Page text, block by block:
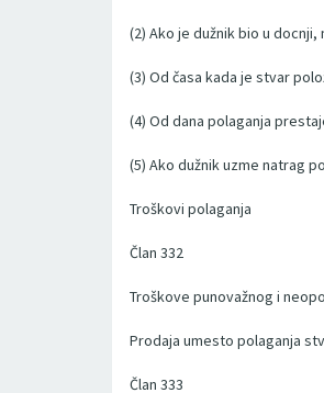
(2) Ako je dužnik bio u
(3) Od časa kada je stvar
(4) Od dana polaganja
(5) Ako dužnik uzme natrag
Troškovi polaganja
Član 332
Troškove punovažnog i
Prodaja umesto polaganja
Član 333